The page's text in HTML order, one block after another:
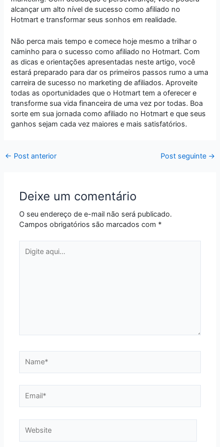
alcançar um alto nível de sucesso como afiliado no
Hotmart e transformar seus sonhos em realidade.
Não perca mais tempo e comece hoje mesmo a trilhar o
caminho para o sucesso como afiliado no Hotmart. Com
as dicas e orientações apresentadas neste artigo, você
estará preparado para dar os primeiros passos rumo a uma
carreira de sucesso no marketing de afiliados. Aproveite
todas as oportunidades que o Hotmart tem a oferecer e
transforme sua vida financeira de uma vez por todas. Boa
sorte em sua jornada como afiliado no Hotmart e que seus
ganhos sejam cada vez maiores e mais satisfatórios.
← Post anterior Post seguinte →
Deixe um comentário
O seu endereço de e-mail não será publicado.
Campos obrigatórios são marcados com *
aqui...